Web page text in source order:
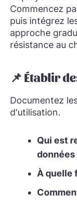
Commencez
puis intégrez
approche
résistance au
📌 Établir
Documentez
d'utilisation.
Qui est
données
À quelle